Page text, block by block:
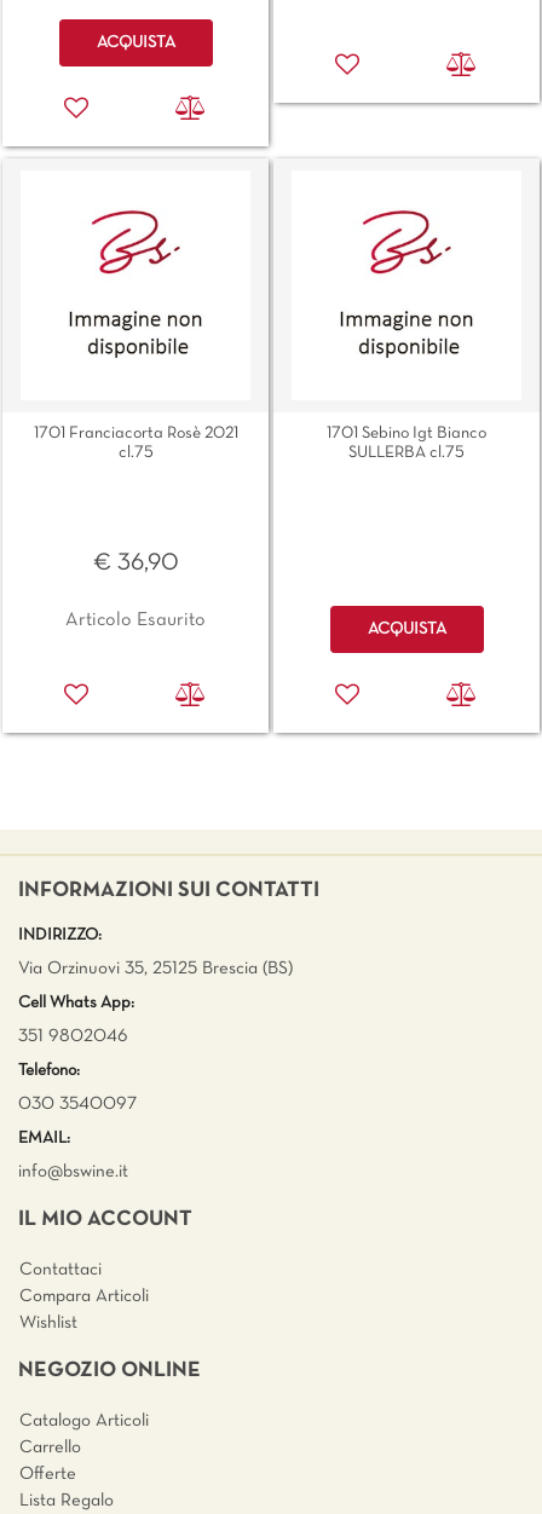
Quantità
ACQUISTA
1701 Franciacorta Rosè 2021
cl.75
€ 36,90
Articolo Esaurito
1701 Sebino Igt Bianco
SULLERBA cl.75
Quantità
ACQUISTA
INFORMAZIONI SUI CONTATTI
INDIRIZZO:
Via Orzinuovi 35, 25125 Brescia (BS)
Cell Whats App:
351 9802046
Telefono:
030 3540097
EMAIL:
info@bswine.it
IL MIO ACCOUNT
Contattaci
Compara Articoli
Wishlist
NEGOZIO ONLINE
Catalogo Articoli
Carrello
Offerte
Lista Regalo